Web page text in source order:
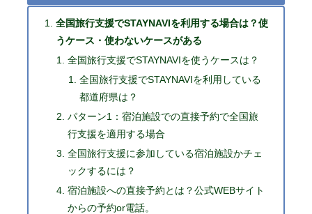
全国旅行支援でSTAYNAVIを利用する場合は？使
うケース・使わないケースがある
全国旅行支援でSTAYNAVIを使うケースは？
全国旅行支援でSTAYNAVIを利用している
都道府県は？
パターン1：宿泊施設での直接予約で全国旅
行支援を適用する場合
全国旅行支援に参加している宿泊施設かチェ
ックするには？
宿泊施設への直接予約とは？公式WEBサイト
からの予約or電話。